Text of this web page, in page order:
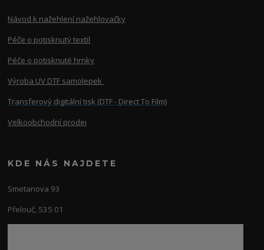
Návod k nažehlení nažehlovačky
Péče o potisknutý textil
Péče o potisknuté hrnky
Výroba UV DTF samolepek
Transferový digitální tisk (DTF - Direct To Film)
Velkoobchodní prodej
KDE NÁS NAJDETE
Smetanova 93
Přelouč, 535 01